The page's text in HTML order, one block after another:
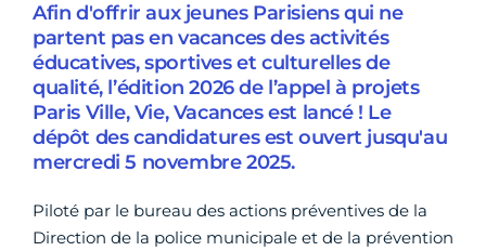
Afin d'offrir aux jeunes Parisiens qui ne
partent pas en vacances des activités
éducatives, sportives et culturelles de
qualité, l’édition 2026 de l’appel à projets
Paris Ville, Vie, Vacances est lancé ! Le
dépôt des candidatures est ouvert jusqu'au
mercredi 5 novembre 2025.
Piloté par le bureau des actions préventives de la
Direction de la police municipale et de la prévention